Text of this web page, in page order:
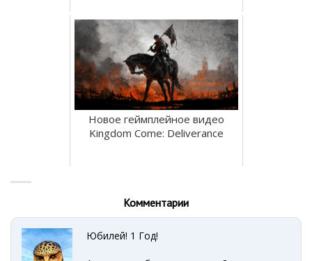
Новое геймплейное видео
Kingdom Come: Deliverance
Комментарии
Юбилей! 1 Год!